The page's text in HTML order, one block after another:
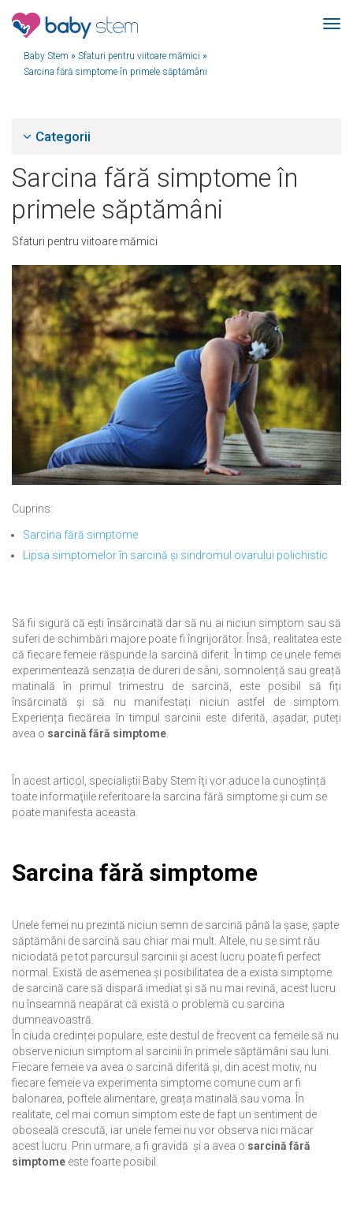
Baby Stem » Sfaturi pentru viitoare mămici »
Sarcina fără simptome în primele săptămâni
Categorii
Sarcina fără simptome în
primele săptămâni
Sfaturi pentru viitoare mămici
Cuprins:
Sarcina fără simptome
Lipsa simptomelor în sarcină și sindromul ovarului polichistic
Să fii sigură că ești însărcinată dar să nu ai niciun simptom sau să
suferi de schimbări majore poate fi îngrijorător. Însă, realitatea este
că fiecare femeie răspunde la sarcină diferit. În timp ce unele femei
experimentează senzația de dureri de sâni, somnolență sau greață
matinală în primul trimestru de sarcină, este posibil să fiți
însărcinată și să nu manifestați niciun astfel de simptom.
Experiența fiecăreia în timpul sarcinii este diferită, așadar, puteți
avea o sarcină fără simptome
În acest articol, specialiştii Baby Stem îţi vor aduce la cunoștință
toate informaţiile referitoare la sarcina fără simptome și cum se
poate manifesta aceasta.
Sarcina fără simptome
Unele femei nu prezintă niciun semn de sarcină până la șase, șapte
săptămâni de sarcină sau chiar mai mult. Altele, nu se simt rău
niciodată pe tot parcursul sarcinii și acest lucru poate fi perfect
normal. Există de asemenea și posibilitatea de a exista simptome
de sarcină care să dispară imediat și să nu mai revină, acest lucru
nu înseamnă neapărat că există o problemă cu sarcina
dumneavoastră.
În ciuda credinței populare, este destul de frecvent ca femeile să nu
observe niciun simptom al sarcinii în primele săptămâni sau luni.
Fiecare femeie va avea o sarcină diferită și, din acest motiv, nu
fiecare femeie va experimenta simptome comune cum ar fi
balonarea, poftele alimentare, greața matinală sau voma. În
realitate, cel mai comun simptom este de fapt un sentiment de
oboseală crescută, iar unele femei nu vor observa nici măcar
acest lucru. Prin urmare, a fi gravidă și a avea o sarcină fără
simptome este foarte posibil.